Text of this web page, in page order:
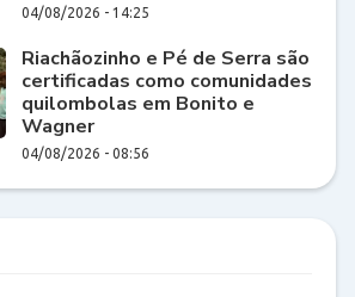
04/08/2026 - 14:25
Riachãozinho e Pé de Serra são
certificadas como comunidades
quilombolas em Bonito e
Wagner
04/08/2026 - 08:56